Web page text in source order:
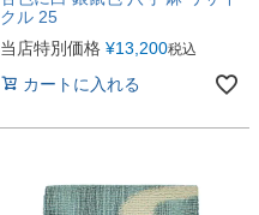
クル 25
当店特別価格 ¥13,200税込
カートに入れる